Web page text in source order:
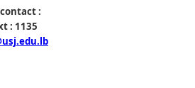
:
01-421000 Ext : 1135